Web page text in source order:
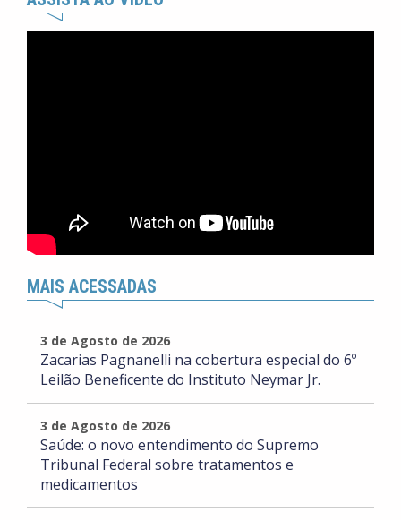
MAIS ACESSADAS
3 de Agosto de 2026
Zacarias Pagnanelli na cobertura especial do 6º
Leilão Beneficente do Instituto Neymar Jr.
3 de Agosto de 2026
Saúde: o novo entendimento do Supremo
Tribunal Federal sobre tratamentos e
medicamentos